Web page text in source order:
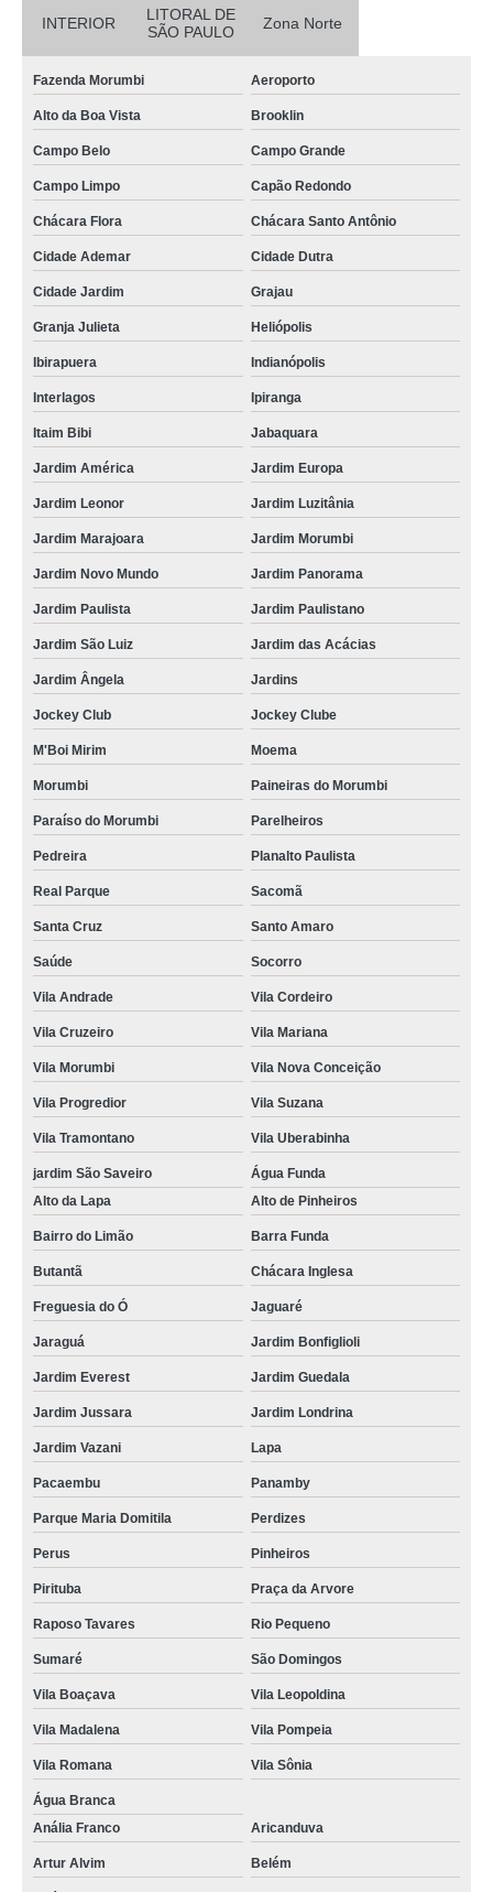
INTERIOR
LITORAL DE
SÃO PAULO
Zona Norte
Fazenda Morumbi Aeroporto
Alto da Boa Vista Brooklin
Campo Belo Campo Grande
Campo Limpo Capão Redondo
Chácara Flora Chácara Santo Antônio
Cidade Ademar Cidade Dutra
Cidade Jardim Grajau
Granja Julieta Heliópolis
Ibirapuera Indianópolis
Interlagos Ipiranga
Itaim Bibi Jabaquara
Jardim América Jardim Europa
Jardim Leonor Jardim Luzitânia
Jardim Marajoara Jardim Morumbi
Jardim Novo Mundo Jardim Panorama
Jardim Paulista Jardim Paulistano
Jardim São Luiz Jardim das Acácias
Jardim Ângela Jardins
Jockey Club Jockey Clube
M'Boi Mirim Moema
Morumbi Paineiras do Morumbi
Paraíso do Morumbi Parelheiros
Pedreira Planalto Paulista
Real Parque Sacomã
Santa Cruz Santo Amaro
Saúde Socorro
Vila Andrade Vila Cordeiro
Vila Cruzeiro Vila Mariana
Vila Morumbi Vila Nova Conceição
Vila Progredior Vila Suzana
Vila Tramontano Vila Uberabinha
jardim São Saveiro
Água Funda
Alto da Lapa
Alto de Pinheiros
Bairro do Limão Barra Funda
Butantã Chácara Inglesa
Freguesia do Ó Jaguaré
Jaraguá Jardim Bonfiglioli
Jardim Everest Jardim Guedala
Jardim Jussara Jardim Londrina
Jardim Vazani Lapa
Pacaembu Panamby
Parque Maria Domitila Perdizes
Perus Pinheiros
Pirituba Praça da Arvore
Raposo Tavares Rio Pequeno
Sumaré São Domingos
Vila Boaçava Vila Leopoldina
Vila Madalena Vila Pompeia
Vila Romana Vila Sônia
Água Branca
Anália Franco
Aricanduva
Artur Alvim Belém